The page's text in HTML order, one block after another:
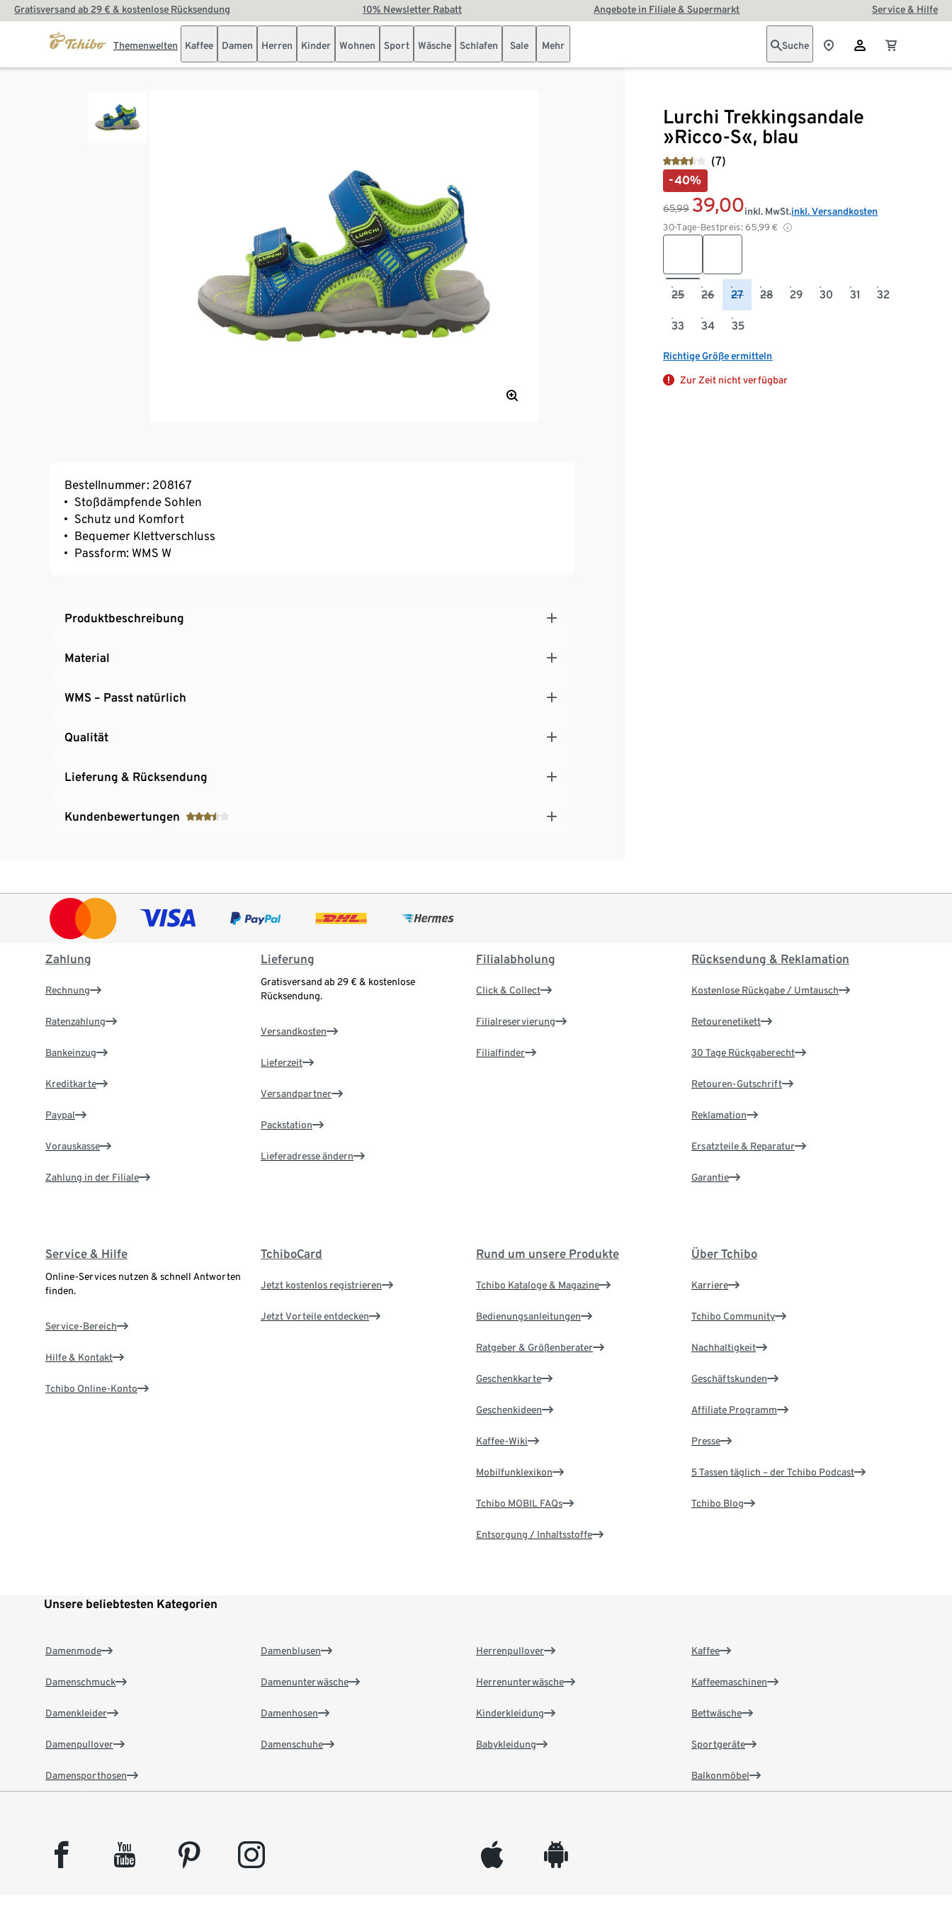
Gratisversand ab 29 € & kostenlose Rücksendung 10% Newsletter Rabatt Angebote in Filiale & Supermarkt Service & Hilfe
Themenwelten Kaffee Damen Herren Kinder Wohnen Sport Wäsche Schlafen Sale Mehr Suche
Lurchi Trekkingsandale
»Ricco-S«, blau
(7)
-40%
65,99 39,00
30-Tage-Bestpreis: 65,99 €
inkl. MwSt.inkl. Versandkosten
25 26 27 28 29 30 31 32
33 34 35
Richtige Größe ermitteln
Zur Zeit nicht verfügbar
Bestellnummer: 208167
Stoßdämpfende Sohlen
Schutz und Komfort
Bequemer Klettverschluss
Passform: WMS W
Produktbeschreibung
Material
WMS – Passt natürlich
Qualität
Lieferung & Rücksendung
Kundenbewertungen
Zahlung
Rechnung
Ratenzahlung
Bankeinzug
Kreditkarte
Paypal
Vorauskasse
Zahlung in der Filiale
Lieferung
Gratisversand ab 29 € & kostenlose
Rücksendung.
Versandkosten
Lieferzeit
Versandpartner
Packstation
Lieferadresse ändern
Filialabholung
Click & Collect
Filialreservierung
Filialfinder
Rücksendung & Reklamation
Kostenlose Rückgabe / Umtausch
Retourenetikett
30 Tage Rückgaberecht
Retouren-Gutschrift
Reklamation
Ersatzteile & Reparatur
Garantie
Service & Hilfe
Online-Services nutzen & schnell Antworten
finden.
Service-Bereich
Hilfe & Kontakt
Tchibo Online-Konto
TchiboCard
Jetzt kostenlos registrieren
Jetzt Vorteile entdecken
Rund um unsere Produkte
Tchibo Kataloge & Magazine
Bedienungsanleitungen
Ratgeber & Größenberater
Geschenkkarte
Geschenkideen
Kaffee-Wiki
Mobilfunklexikon
Tchibo MOBIL FAQs
Entsorgung / Inhaltsstoffe
Über Tchibo
Karriere
Tchibo Community
Nachhaltigkeit
Geschäftskunden
Affiliate Programm
Presse
5 Tassen täglich – der Tchibo Podcast
Tchibo Blog
Unsere beliebtesten Kategorien
Damenmode
Damenschmuck
Damenkleider
Damenpullover
Damensporthosen
Damenblusen
Damenunterwäsche
Damenhosen
Damenschuhe
Herrenpullover
Herrenunterwäsche
Kinderkleidung
Babykleidung
Kaffee
Kaffeemaschinen
Bettwäsche
Sportgeräte
Balkonmöbel
facebook youtube pinterest instagram appleinc android